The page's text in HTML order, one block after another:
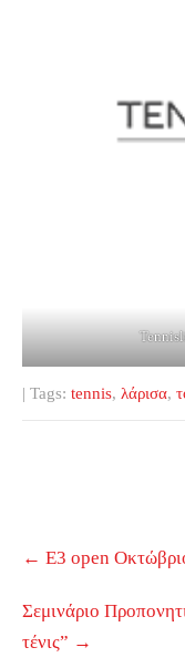
| Tags: tennis, λάρισα,
navigation
← Ε3 open
Σεμινάριο
τένις” →